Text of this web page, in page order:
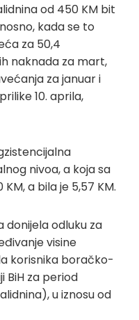
od 450 KM bit
kada se to
za 50,4
naknada za mart,
za januar i
10. aprila,
nivoa, a koja sa
a bila je 5,57 KM.
donijela odluku za
visine
korisnika boračko-
BiH za period
u iznosu od